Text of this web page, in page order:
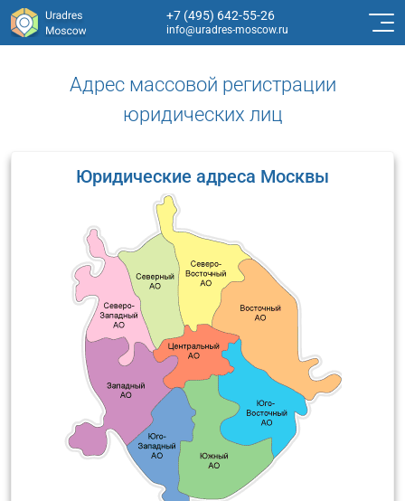
+7 (495) 642-55-26
info@uradres-moscow.ru
Адрес массовой регистрации
юридических лиц
Юридические адреса Москвы